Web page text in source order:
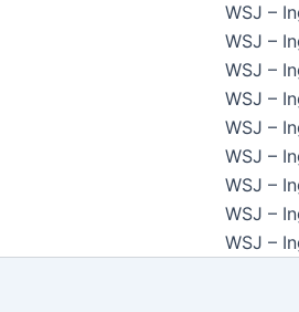
WSJ –
WSJ –
WSJ –
WSJ –
WSJ –
WSJ –
WSJ –
WSJ –
WSJ –